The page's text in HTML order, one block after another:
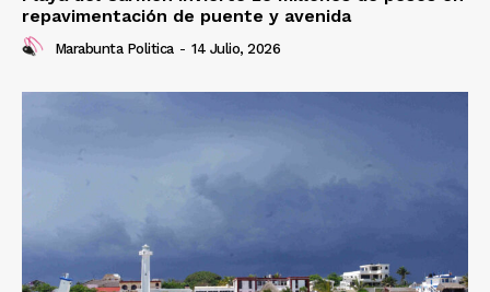
repavimentación de puente y avenida
Marabunta Politica - 14 Julio, 2026